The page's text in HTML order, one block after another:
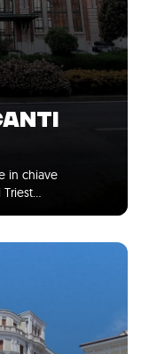
in chiave